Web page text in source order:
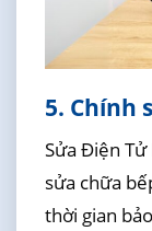
5. Chính
Sửa Điện
sửa chữa
thời gian